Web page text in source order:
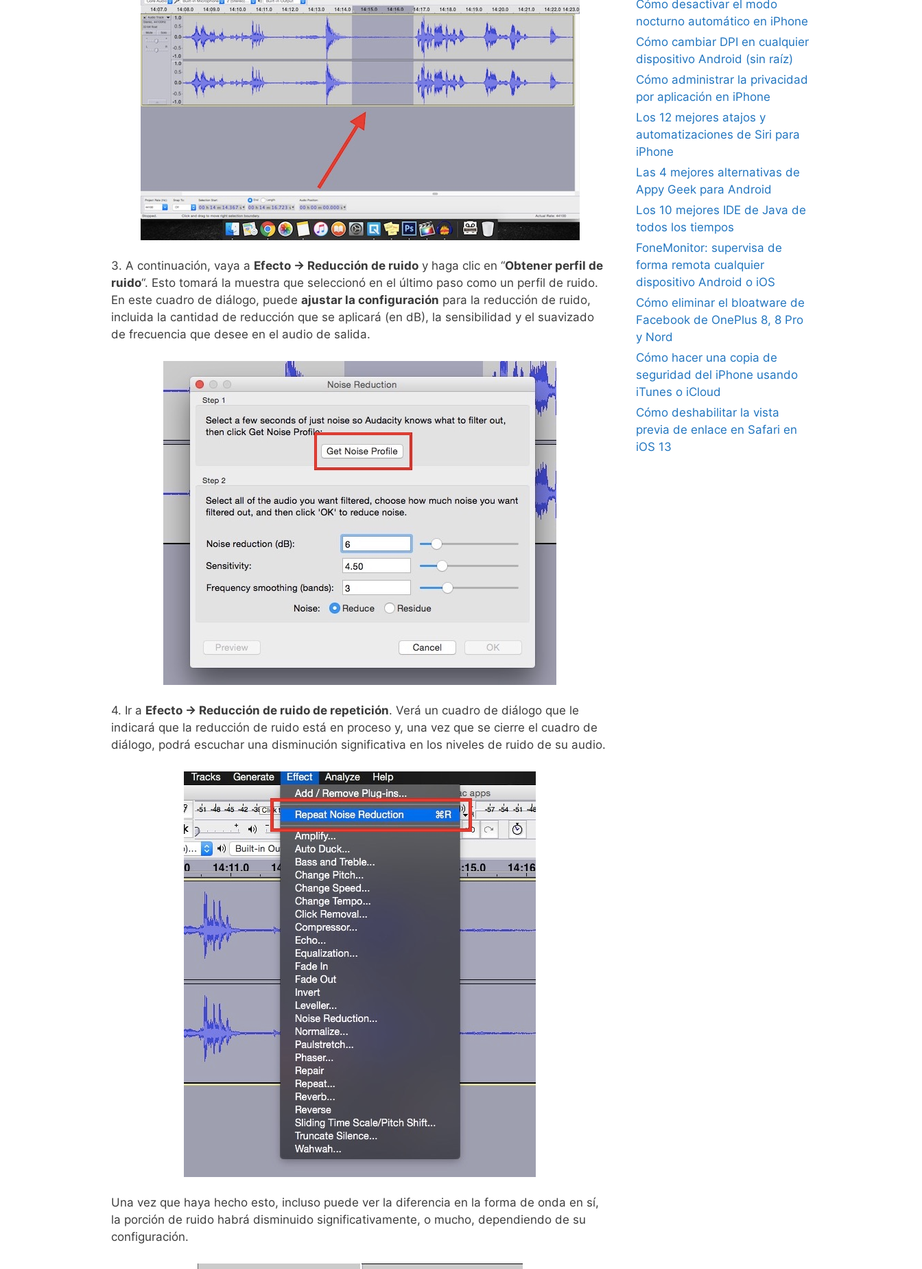
3. A continuación, vaya a Efecto -> Reducción de ruido y haga clic en “Obtener perfil de
ruido“. Esto tomará la muestra que seleccionó en el último paso como un perfil de ruido.
En este cuadro de diálogo, puede ajustar la configuración para la reducción de ruido,
incluida la cantidad de reducción que se aplicará (en dB), la sensibilidad y el suavizado
de frecuencia que desee en el audio de salida.
4. Ir a Efecto -> Reducción de ruido de repetición. Verá un cuadro de diálogo que le
indicará que la reducción de ruido está en proceso y, una vez que se cierre el cuadro de
diálogo, podrá escuchar una disminución significativa en los niveles de ruido de su audio.
Una vez que haya hecho esto, incluso puede ver la diferencia en la forma de onda en sí,
la porción de ruido habrá disminuido significativamente, o mucho, dependiendo de su
configuración.
Cómo desactivar el modo
nocturno automático en iPhone
Cómo cambiar DPI en cualquier
dispositivo Android (sin raíz)
Cómo administrar la privacidad
por aplicación en iPhone
Los 12 mejores atajos y
automatizaciones de Siri para
iPhone
Las 4 mejores alternativas de
Appy Geek para Android
Los 10 mejores IDE de Java de
todos los tiempos
FoneMonitor: supervisa de
forma remota cualquier
dispositivo Android o iOS
Cómo eliminar el bloatware de
Facebook de OnePlus 8, 8 Pro
y Nord
Cómo hacer una copia de
seguridad del iPhone usando
iTunes o iCloud
Cómo deshabilitar la vista
previa de enlace en Safari en
iOS 13